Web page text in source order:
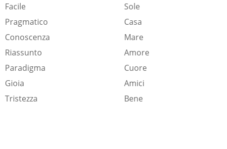
Facile
Pragmatico
Conoscenza
Riassunto
Paradigma
Gioia
Tristezza
Sole
Casa
Mare
Amore
Cuore
Amici
Bene